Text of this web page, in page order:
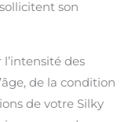
son
des
de la condition
de votre Silky